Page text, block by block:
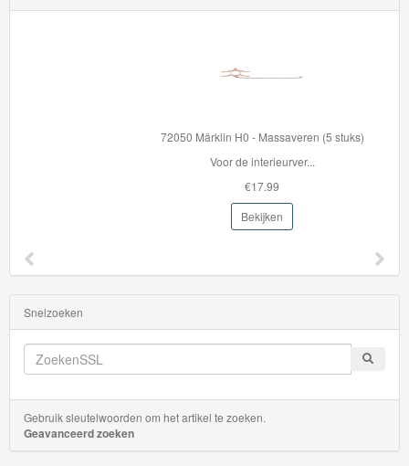
Rails
My
World
Treinen
Marklin
Up
Treinen
72050 Märklin H0 - Massaveren (5 stuks)
Voor de interieurver...
Snelzoeken
Gebruik sleutelwoorden om het artikel te zoeken.
Geavanceerd zoeken